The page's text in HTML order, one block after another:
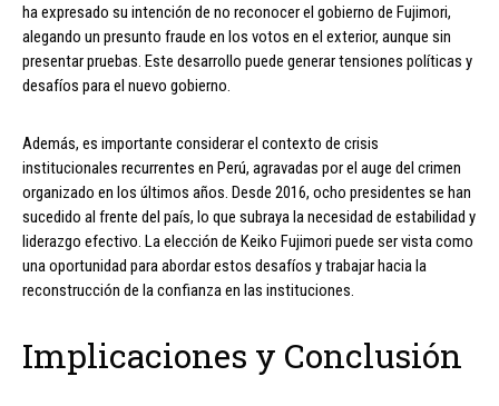
ha expresado su intención de no reconocer el gobierno de Fujimori,
alegando un presunto fraude en los votos en el exterior, aunque sin
presentar pruebas. Este desarrollo puede generar tensiones políticas y
desafíos para el nuevo gobierno.
Además, es importante considerar el contexto de crisis
institucionales recurrentes en Perú, agravadas por el auge del crimen
organizado en los últimos años. Desde 2016, ocho presidentes se han
sucedido al frente del país, lo que subraya la necesidad de estabilidad y
liderazgo efectivo. La elección de Keiko Fujimori puede ser vista como
una oportunidad para abordar estos desafíos y trabajar hacia la
reconstrucción de la confianza en las instituciones.
Implicaciones y Conclusión